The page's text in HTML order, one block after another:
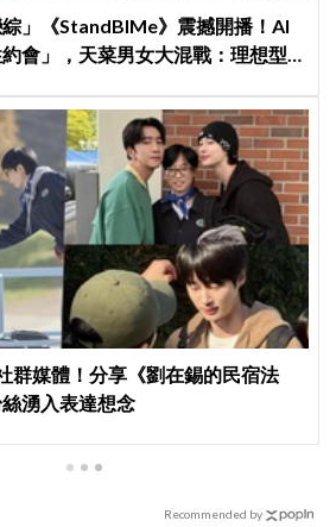
」《StandBIMe》震撼開播！AI
會」，天菜男女大混戰：理想型撞
群媒體！分享《劉在錫的民宿法
湧入表達想念
Recommended by